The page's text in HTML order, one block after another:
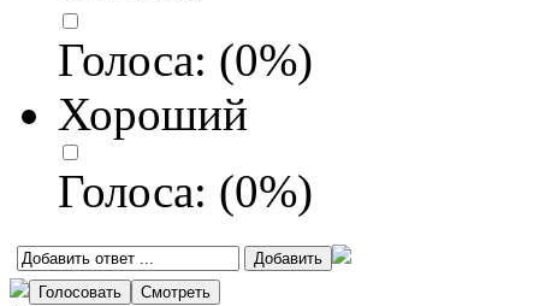
Голоса: (0%)
Хороший
Голоса: (0%)